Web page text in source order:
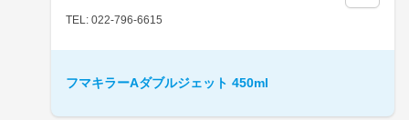
TEL: 022-796-6615
フマキラーAダブルジェット 450ml